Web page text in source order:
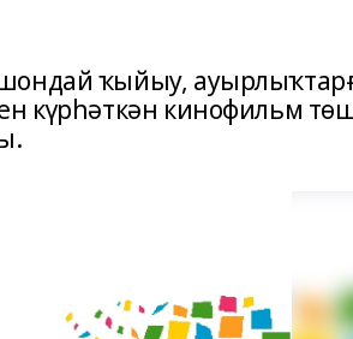
ҡыйыу,
күрһәткән кинофильм